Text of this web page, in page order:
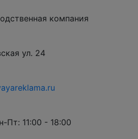
компания
ул. 24
Пт: 11:00 - 18:00